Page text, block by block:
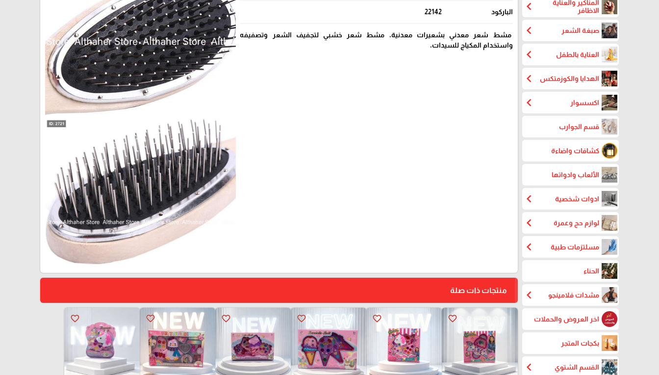
المناكير والعناية
الاظافر
chevron_left
صبغة الشعر chevron_left
العناية بالطفل chevron_left
الهدايا والكوزمتكس chevron_left
اكسسوار chevron_left
قسم الجوارب
كشافات واضاءة
الألعاب وادواتها
ادوات شخصية chevron_left
لوازم حج وعمرة chevron_left
مسلتزمات طبية chevron_left
الحناء
مشدات فلامينجو chevron_left
اخر العروض والحملات
بكجات المتجر
القسم الشتوي chevron_left
الباركود 22142
مشط شعر معدني بشعيرات معدنية، مشط شعر خشبي لتجفيف الشعر وتصفيفه
واستخدام المكياج للسيدات،
منتجات ذات صلة
favorite_border
favorite_border
favorite_border
favorite_border
favorite_border
favorite_border